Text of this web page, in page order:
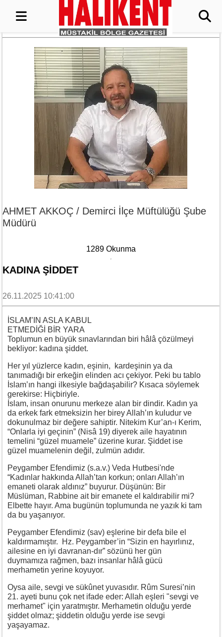
AHMET AKKOÇ / Demirci İlçe Müftülüğü Şube
Müdürü
1289 Okunma
KADINA ŞİDDET
26.11.2025 10:41:00
İSLAM’IN ASLA KABUL
ETMEDİĞİ BİR YARA
Toplumun en büyük sınavlarından biri hâlâ çözülmeyi
bekliyor: kadına şiddet.
Her yıl yüzlerce kadın, eşinin, kardeşinin ya da
tanımadığı bir erkeğin elinden acı çekiyor. Peki bu tablo
İslam’ın hangi ilkesiyle bağdaşabilir? Kısaca söylemek
gerekirse: Hiçbiriyle.
İslam, insan onurunu merkeze alan bir dindir. Kadın ya
da erkek fark etmeksizin her birey Allah’ın kuludur ve
dokunulmaz bir değere sahiptir. Nitekim Kur’an-ı Kerim,
“Onlarla iyi geçinin” (Nisâ 19) diyerek aile hayatının
temelini “güzel muamele” üzerine kurar. Şiddet ise
güzel muamelenin değil, zulmün adıdır.
Peygamber Efendimiz (s.a.v.) Veda Hutbesi'nde
“Kadınlar hakkında Allah’tan korkun; onları Allah’ın
emaneti olarak aldınız” buyurur. Düşünün: Bir
Müslüman, Rabbine ait bir emanete el kaldırabilir mi?
Elbette hayır. Ama bugünün toplumunda ne yazık ki tam
da bu yaşanıyor.
Peygamber Efendimiz (sav) eşlerine bir defa bile el
kaldırmamıştır. Hz. Peygamber’in “Sizin en hayırlınız,
ailesine en iyi davranan-dır” sözünü her gün
duymamıza rağmen, bazı insanlar hâlâ gücü
merhametin yerine koyuyor.
Oysa aile, sevgi ve sükûnet yuvasıdır. Rûm Suresi’nin
21. ayeti bunu çok net ifade eder: Allah eşleri "sevgi ve
merhamet" için yaratmıştır. Merhametin olduğu yerde
şiddet olmaz; şiddetin olduğu yerde ise sevgi
yaşayamaz.